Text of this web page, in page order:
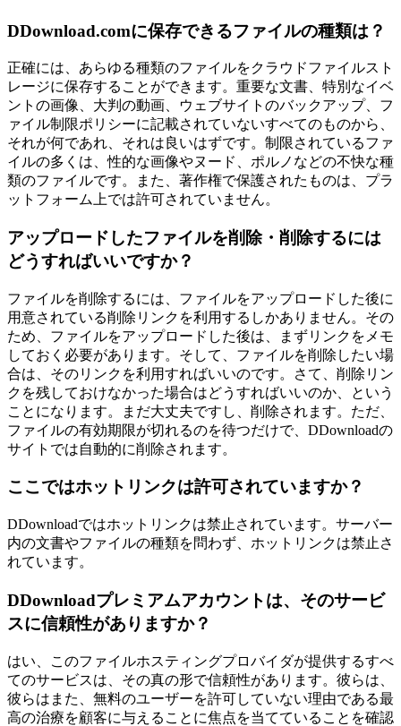
DDownload.comに保存できるファイルの種類は？
正確には、あらゆる種類のファイルをクラウドファイルスト
レージに保存することができます。重要な文書、特別なイベ
ントの画像、大判の動画、ウェブサイトのバックアップ、フ
ァイル制限ポリシーに記載されていないすべてのものから、
それが何であれ、それは良いはずです。制限されているファ
イルの多くは、性的な画像やヌード、ポルノなどの不快な種
類のファイルです。また、著作権で保護されたものは、プラ
ットフォーム上では許可されていません。
アップロードしたファイルを削除・削除するには
どうすればいいですか？
ファイルを削除するには、ファイルをアップロードした後に
用意されている削除リンクを利用するしかありません。その
ため、ファイルをアップロードした後は、まずリンクをメモ
しておく必要があります。そして、ファイルを削除したい場
合は、そのリンクを利用すればいいのです。さて、削除リン
クを残しておけなかった場合はどうすればいいのか、という
ことになります。まだ大丈夫ですし、削除されます。ただ、
ファイルの有効期限が切れるのを待つだけで、DDownloadの
サイトでは自動的に削除されます。
ここではホットリンクは許可されていますか？
DDownloadではホットリンクは禁止されています。サーバー
内の文書やファイルの種類を問わず、ホットリンクは禁止さ
れています。
DDownloadプレミアムアカウントは、そのサービ
スに信頼性がありますか？
はい、このファイルホスティングプロバイダが提供するすべ
てのサービスは、その真の形で信頼性があります。彼らは、
彼らはまた、無料のユーザーを許可していない理由である最
高の治療を顧客に与えることに焦点を当てていることを確認